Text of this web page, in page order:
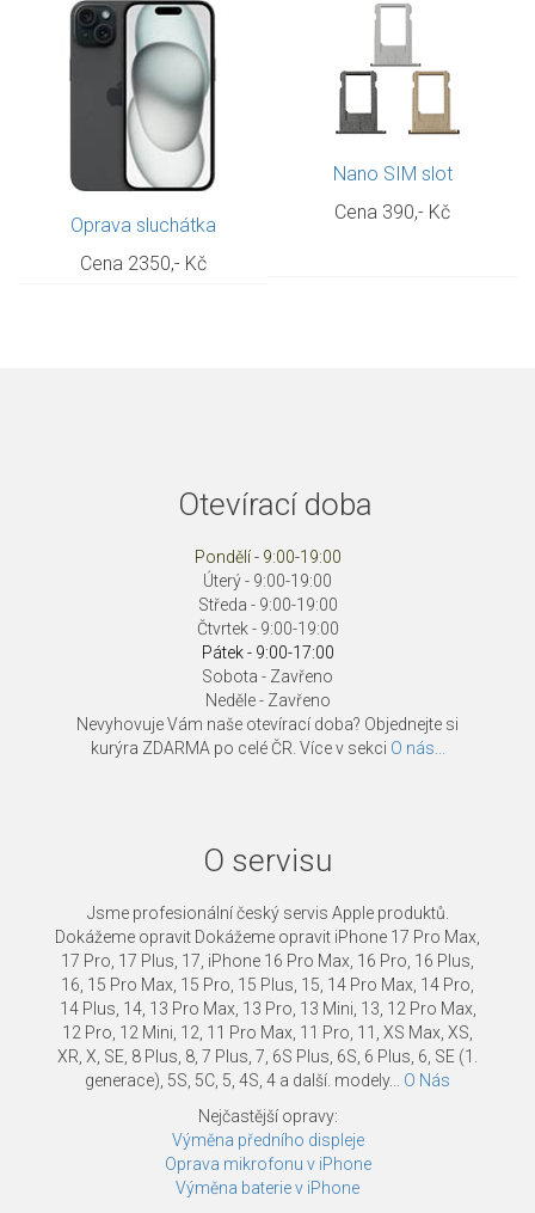
Oprava sluchátka
Cena 2350,- Kč
Nano SIM slot
Cena 390,- Kč
Otevírací doba
Pondělí - 9:00-19:00
Úterý - 9:00-19:00
Středa - 9:00-19:00
Čtvrtek - 9:00-19:00
Pátek - 9:00-17:00
Sobota - Zavřeno
Neděle - Zavřeno
Nevyhovuje Vám naše otevírací doba? Objednejte si
kurýra ZDARMA po celé ČR. Více v sekci O nás...
O servisu
Jsme profesionální český servis Apple produktů.
Dokážeme opravit Dokážeme opravit iPhone 17 Pro Max,
17 Pro, 17 Plus, 17, iPhone 16 Pro Max, 16 Pro, 16 Plus,
16, 15 Pro Max, 15 Pro, 15 Plus, 15, 14 Pro Max, 14 Pro,
14 Plus, 14, 13 Pro Max, 13 Pro, 13 Mini, 13, 12 Pro Max,
12 Pro, 12 Mini, 12, 11 Pro Max, 11 Pro, 11, XS Max, XS,
XR, X, SE, 8 Plus, 8, 7 Plus, 7, 6S Plus, 6S, 6 Plus, 6, SE (1.
generace), 5S, 5C, 5, 4S, 4 a další. modely... O Nás
Nejčastější opravy:
Výměna předního displeje
Oprava mikrofonu v iPhone
Výměna baterie v iPhone